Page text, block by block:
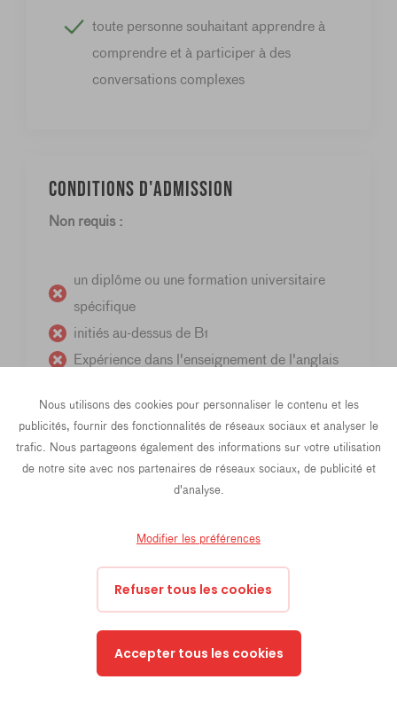
toute personne souhaitant apprendre à
comprendre et à participer à des
conversations complexes
Conditions d'admission
Non requis :
un diplôme ou une formation universitaire
spécifique
initiés au-dessus de B1
Expérience dans l'enseignement de l'anglais
Exigences requises :
compétences suffisantes en lecture et en
écriture au niveau B1
stable, microphone et webcam
Nous utilisons des cookies pour personnaliser le contenu et les
publicités, fournir des fonctionnalités de réseaux sociaux et analyser le
trafic. Nous partageons également des informations sur votre utilisation
de notre site avec nos partenaires de réseaux sociaux, de publicité et
d'analyse.
Modifier les préférences
Refuser tous les cookies
Accepter tous les cookies